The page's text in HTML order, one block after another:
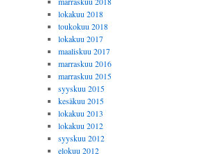
lokakuu 2018
toukokuu 2018
lokakuu 2017
maaliskuu 2017
marraskuu 2016
marraskuu 2015
syyskuu 2015
kesäkuu 2015
lokakuu 2013
lokakuu 2012
syyskuu 2012
elokuu 2012